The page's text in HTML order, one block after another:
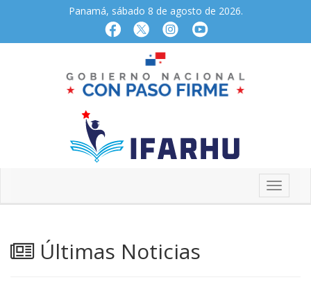
Panamá, sábado 8 de agosto de 2026.
Últimas Noticias